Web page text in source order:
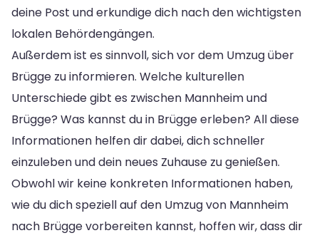
deine Post und erkundige dich nach den wichtigsten
lokalen Behördengängen.
Außerdem ist es sinnvoll, sich vor dem Umzug über
Brügge zu informieren. Welche kulturellen
Unterschiede gibt es zwischen Mannheim und
Brügge? Was kannst du in Brügge erleben? All diese
Informationen helfen dir dabei, dich schneller
einzuleben und dein neues Zuhause zu genießen.
Obwohl wir keine konkreten Informationen haben,
wie du dich speziell auf den Umzug von Mannheim
nach Brügge vorbereiten kannst, hoffen wir, dass dir